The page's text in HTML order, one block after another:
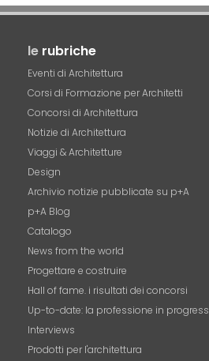
le rubriche
Eventi di Architettura
Corsi di Formazione per Architetti
Concorsi di Architettura
Notizie di Architettura
Viaggi & Architetture
Design
Archivio notizie pubblicate su p+A
p+A Blog
Catalogo
News from the world
Progettare e costruire
Hall of fame. i risultati dei concorsi
Up-to-date: la professione in progress
Interviews
Prodotti per l'architettura